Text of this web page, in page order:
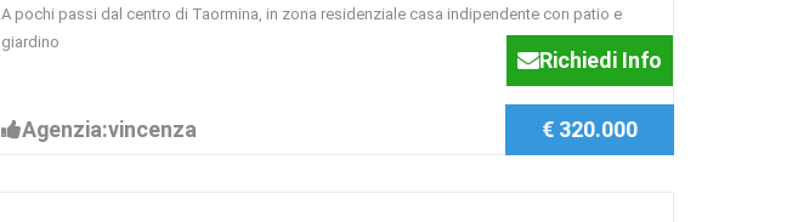
A pochi passi dal centro di Taormina, in zona residenziale casa indipendente con patio e
giardino
Richiedi Info
Agenzia:vincenza € 320.000